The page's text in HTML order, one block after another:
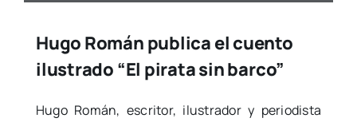
Hugo Román publica el cuento
ilustrado “El pirata sin barco”
Hugo Román, escri­tor, ilus­tra­dor y perio­dis­ta